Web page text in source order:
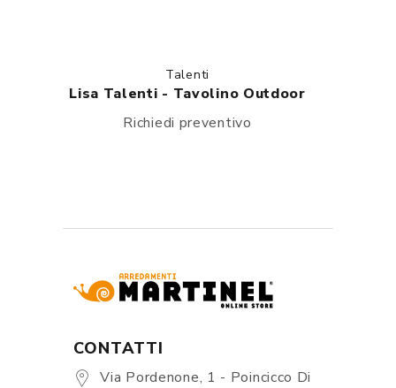
Talenti
Lisa Talenti - Tavolino Outdoor
Richiedi preventivo
CONTATTI
Via Pordenone, 1 - Poincicco Di